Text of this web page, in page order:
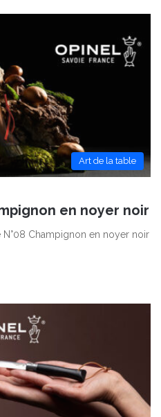
Art de la table
en noyer noir
Champignon en noyer noir